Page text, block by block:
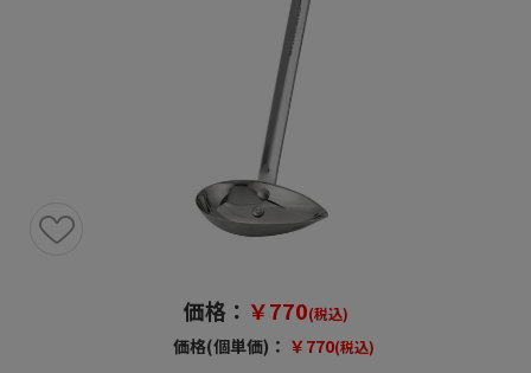
価格： ￥770(税込)
価格(個単価)： ￥770(税込)